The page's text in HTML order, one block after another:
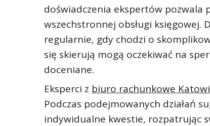
doświadczenia ekspertów pozwala
wszechstronnej obsługi księgowej.
regularnie, gdy chodzi o
się skierują mogą oczekiwać na
doceniane.
Eksperci z biuro rachunkowe
Podczas podejmowanych działań
indywidualne kwestie, rozpatrując